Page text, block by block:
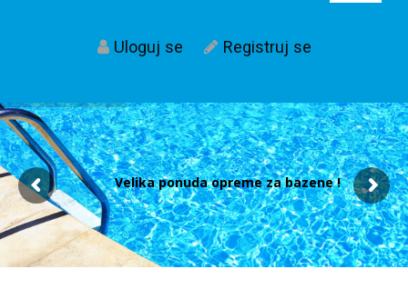
Uloguj se Registruj se
Velika ponuda opreme za bazene !